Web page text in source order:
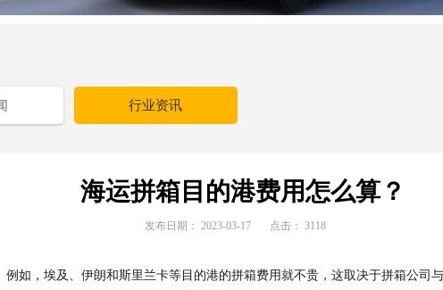
行业资讯
海运拼箱目的港费用怎么算？
发布日期： 2023-03-17 点击： 3118
例如，埃及、伊朗和斯里兰卡等目的港的拼箱费用就不贵，这取决于拼箱公司